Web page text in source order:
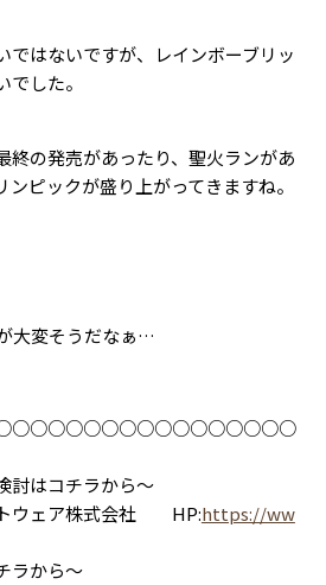
ではないですが、レインボーブリッ
した。
終の発売があったり、聖火ランがあ
ンピックが盛り上がってきますね。
大変そうだなぁ…
討はコチラから～
ェア株式会社 HP:https://ww
ラから～